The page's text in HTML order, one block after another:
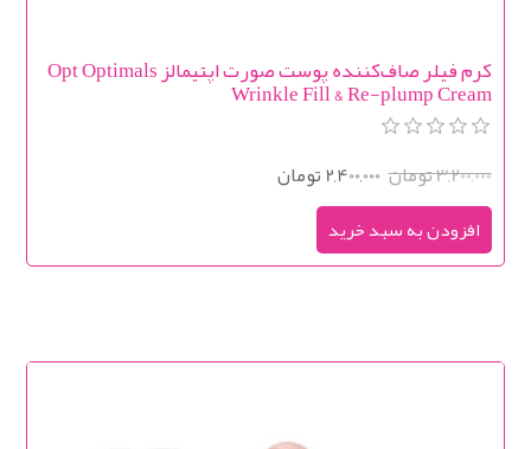
کرم فیلر صاف‌کننده پوست صورت اپتیمالز Opt Optimals
Wrinkle Fill & Re-plump Cream
3,200,000 تومان 2,400,000 تومان